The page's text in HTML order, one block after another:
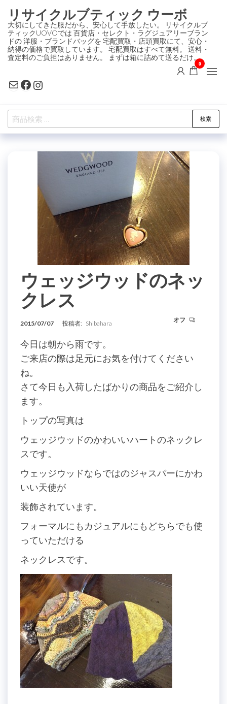
ン
テ
ン
ツ
プ
リサイクルブティック ウーボ
大切にしてきた服だから、安心して手放したい。 リサイクルブ
ティックUOVOでは 百貨店・セレクト・ラグジュアリーブラン
ドの 洋服・ブランドバッグを 宅配買取・店頭買取にて、安心・
納得の価格で買取しています。 宅配買取はすべて無料。 送料・
査定料のご負担はありません。 まずは箱に詰めて送るだけ。
MailFacebook
Instagram
0
検
索
検索
ウェッジウッドのネッ
クレス
2015/07/07 投稿者: Shibahara オフ
今日は朝から雨です。
ご来店の際は足元にお気を付けてください
ね。
さて今日も入荷したばかりの商品をご紹介し
ます。
トップの写真は
ウェッジウッドのかわいいハートのネックレ
スです。
ウェッジウッドならではのジャスパーにかわ
いい天使が
装飾されています。
フォーマルにもカジュアルにもどちらでも使
っていただける
ネックレスです。